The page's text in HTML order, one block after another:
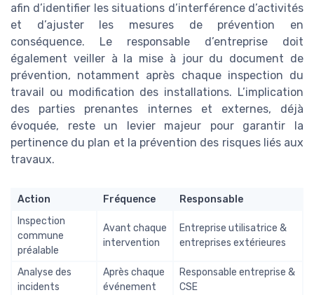
afin d’identifier les situations d’interférence d’activités
et d’ajuster les mesures de prévention en
conséquence. Le responsable d’entreprise doit
également veiller à la mise à jour du document de
prévention, notamment après chaque inspection du
travail ou modification des installations. L’implication
des parties prenantes internes et externes, déjà
évoquée, reste un levier majeur pour garantir la
pertinence du plan et la prévention des risques liés aux
travaux.
Action Fréquence
Responsable
Inspection
commune
préalable
Avant chaque
intervention
Entreprise utilisatrice &
entreprises extérieures
Analyse des
incidents
Après chaque
événement
Responsable entreprise &
CSE